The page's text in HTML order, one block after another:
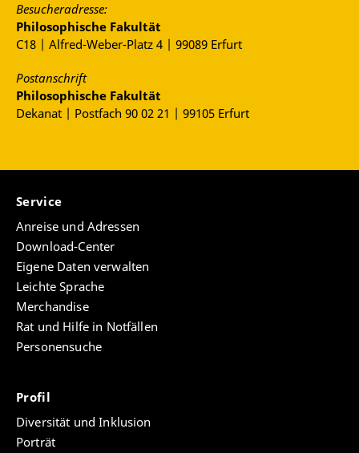
Besucheradresse:
Philosophische Fakultät
C18 | Alfred-Weber-Platz 4 | 99089 Erfurt
Postanschrift
Philosophische Fakultät
Dekanat | Postfach 90 02 21 | 99105 Erfurt
Service
Anreise und Adressen
Download-Center
Eigene Daten verwalten
Leichte Sprache
Merchandise
Rat und Hilfe in Notfällen
Personensuche
Profil
Diversität und Inklusion
Porträt